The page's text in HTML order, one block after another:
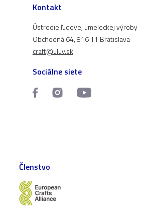
Kontakt
Ústredie ľudovej umeleckej výroby
Obchodná 64, 816 11 Bratislava
craft@uluv.sk
Sociálne siete
Členstvo